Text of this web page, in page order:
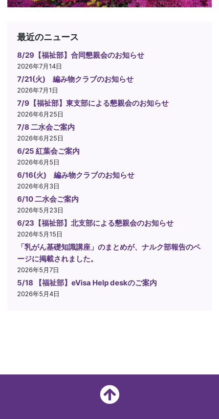
最近のニュース
8/29【福祉部】合同懇親会のお知らせ
2026年7月14日
7/21(火) 編み物クラブのお知らせ
2026年7月1日
7/9【福祉部】東支部による懇親会のお知らせ
2026年6月25日
7/8 二水会ご案内
2026年6月25日
6/25 紅葉会ご案内
2026年6月5日
6/16(火) 編み物クラブのお知らせ
2026年6月3日
6/10 二水会ご案内
2026年5月23日
6/23【福祉部】北支部による懇親会のお知らせ
2026年5月15日
「乳がん基礎知識講座」のまとめが、ナルク部報告のペ
ージに掲載されました。
2026年5月7日
5/18 【福祉部】eVisa Help deskのご案内
2026年5月4日